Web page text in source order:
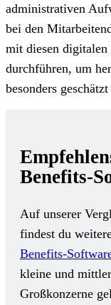
administrativen
bei den
mit diesen digitalen
durchführen, um
besonders
Benefits-
Auf unserer
findest du
Benefits-
kleine und
Großkonzerne